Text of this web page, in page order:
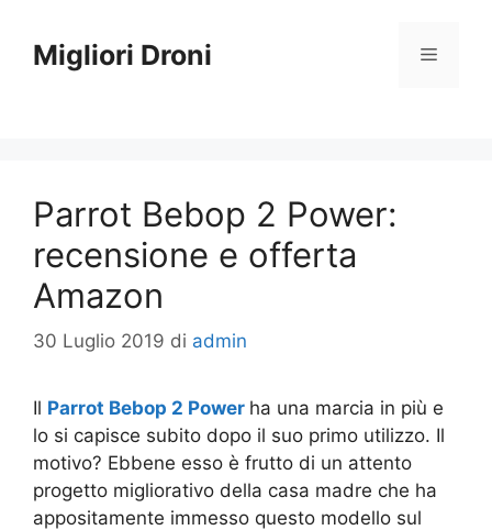
contenuto
Migliori Droni Menu
Parrot Bebop 2 Power:
recensione e offerta
Amazon
30 Luglio 2019 di admin
Il Parrot Bebop 2 Power ha una marcia in più e
lo si capisce subito dopo il suo primo utilizzo. Il
motivo? Ebbene esso è frutto di un attento
progetto migliorativo della casa madre che ha
appositamente immesso questo modello sul